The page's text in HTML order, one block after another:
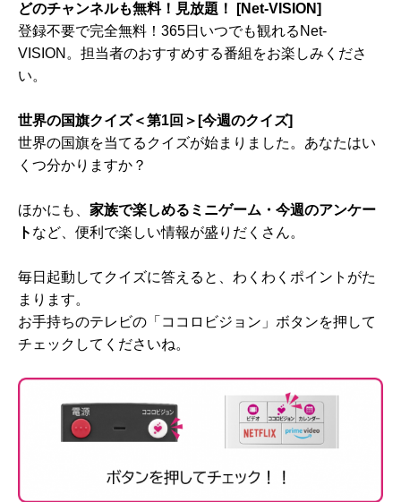
どのチャンネルも無料！見放題！ [Net-VISION]
登録不要で完全無料！365日いつでも観れるNet-
VISION。担当者のおすすめする番組をお楽しみくださ
い。
世界の国旗クイズ＜第1回＞[今週のクイズ]
世界の国旗を当てるクイズが始まりました。あなたはい
くつ分かりますか？
ほかにも、 家族で楽しめるミニゲーム・今週のアンケー
ト など、便利で楽しい情報が盛りだくさん。
毎日起動してクイズに答えると、わくわくポイントがた
まります。
お手持ちのテレビの「ココロビジョン」ボタンを押して
チェックしてくださいね。